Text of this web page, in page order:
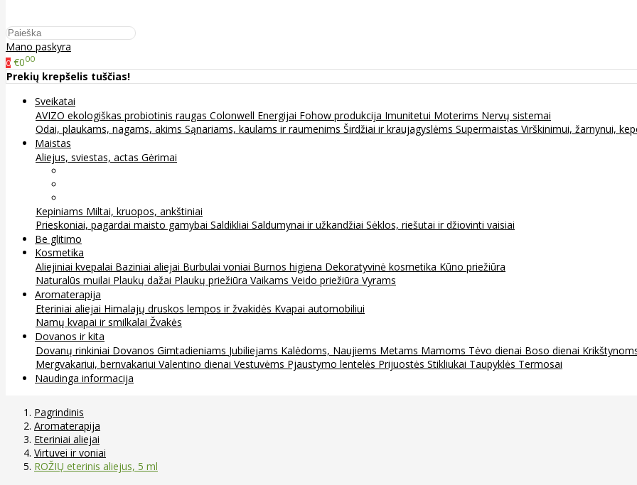
Mano paskyra
0 €000
Prekių krepšelis tuščias!
Sveikatai
AVIZO ekologiškas probiotinis raugas Colonwell Energijai Fohow produkcija Imunitetui Moterims Nervų sistemai
Odai, plaukams, nagams, akims Sąnariams, kaulams ir raumenims Širdžiai ir kraujagyslėms Supermaistas Virškinimui, žarnynui,
Maistas
Aliejus, sviestas, actas Gėrimai
Kepiniams Miltai, kruopos, ankštiniai
Prieskoniai, pagardai maisto gamybai Saldikliai Saldumynai ir užkandžiai Sėklos, riešutai ir džiovinti vaisiai
Be glitimo
Kosmetika
Aliejiniai kvepalai Baziniai aliejai Burbulai voniai Burnos higiena Dekoratyvinė kosmetika Kūno priežiūra
Naturalūs muilai Plaukų dažai Plaukų priežiūra Vaikams Veido priežiūra Vyrams
Aromaterapija
Eteriniai aliejai Himalajų druskos lempos ir žvakidės Kvapai automobiliui
Namų kvapai ir smilkalai Žvakės
Dovanos ir kita
Dovanų rinkiniai Dovanos Gimtadieniams Jubiliejams Kalėdoms, Naujiems Metams Mamoms Tėvo dienai Boso dienai
Mergvakariui, bernvakariui Valentino dienai Vestuvėms Pjaustymo lentelės Prijuostės Stikliukai Taupyklės Termosai
Naudinga informacija
Pagrindinis
Aromaterapija
Eteriniai aliejai
Virtuvei ir voniai
ROŽIŲ eterinis aliejus, 5 ml